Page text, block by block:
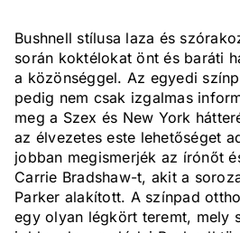
Bushnell stílusa laza és
során koktélokat önt és baráti
a közönséggel. Az egyedi
pedig nem csak izgalmas
meg a Szex és New York
az élvezetes este lehetőséget
jobban megismerjék az írónőt
Carrie Bradshaw-t, akit a
Parker alakított. A színpad
egy olyan légkört teremt, mely